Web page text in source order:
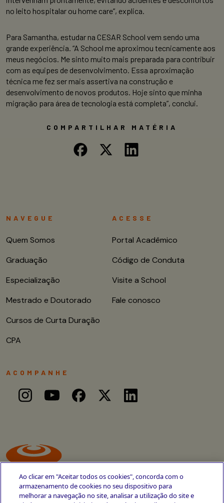
no leito hospitalar ou home care”, explica.
Para Samantha, estudar na CESAR School vem sendo uma
grande experiência. “A School me aproximou tecnicamente aos
meus negócios. Me sinto muito mais preparada para contribuir
com as equipes de desenvolvimento. Essa aproximação
técnica me fez ser mais assertiva na construção e
desenvolvimento de novos produtos. Hoje sinto que minha
migração para área de tecnologia está completa”, conclui.
COMPARTILHAR MATÉRIA
NAVEGUE
Quem Somos
Graduação
Especialização
Mestrado e Doutorado
Cursos de Curta Duração
CPA
ACESSE
Portal Acadêmico
Código de Conduta
Visite a School
Fale conosco
ACOMPANHE
Ao clicar em "Aceitar todos os cookies", concorda com o
armazenamento de cookies no seu dispositivo para
melhorar a navegação no site, analisar a utilização do site e